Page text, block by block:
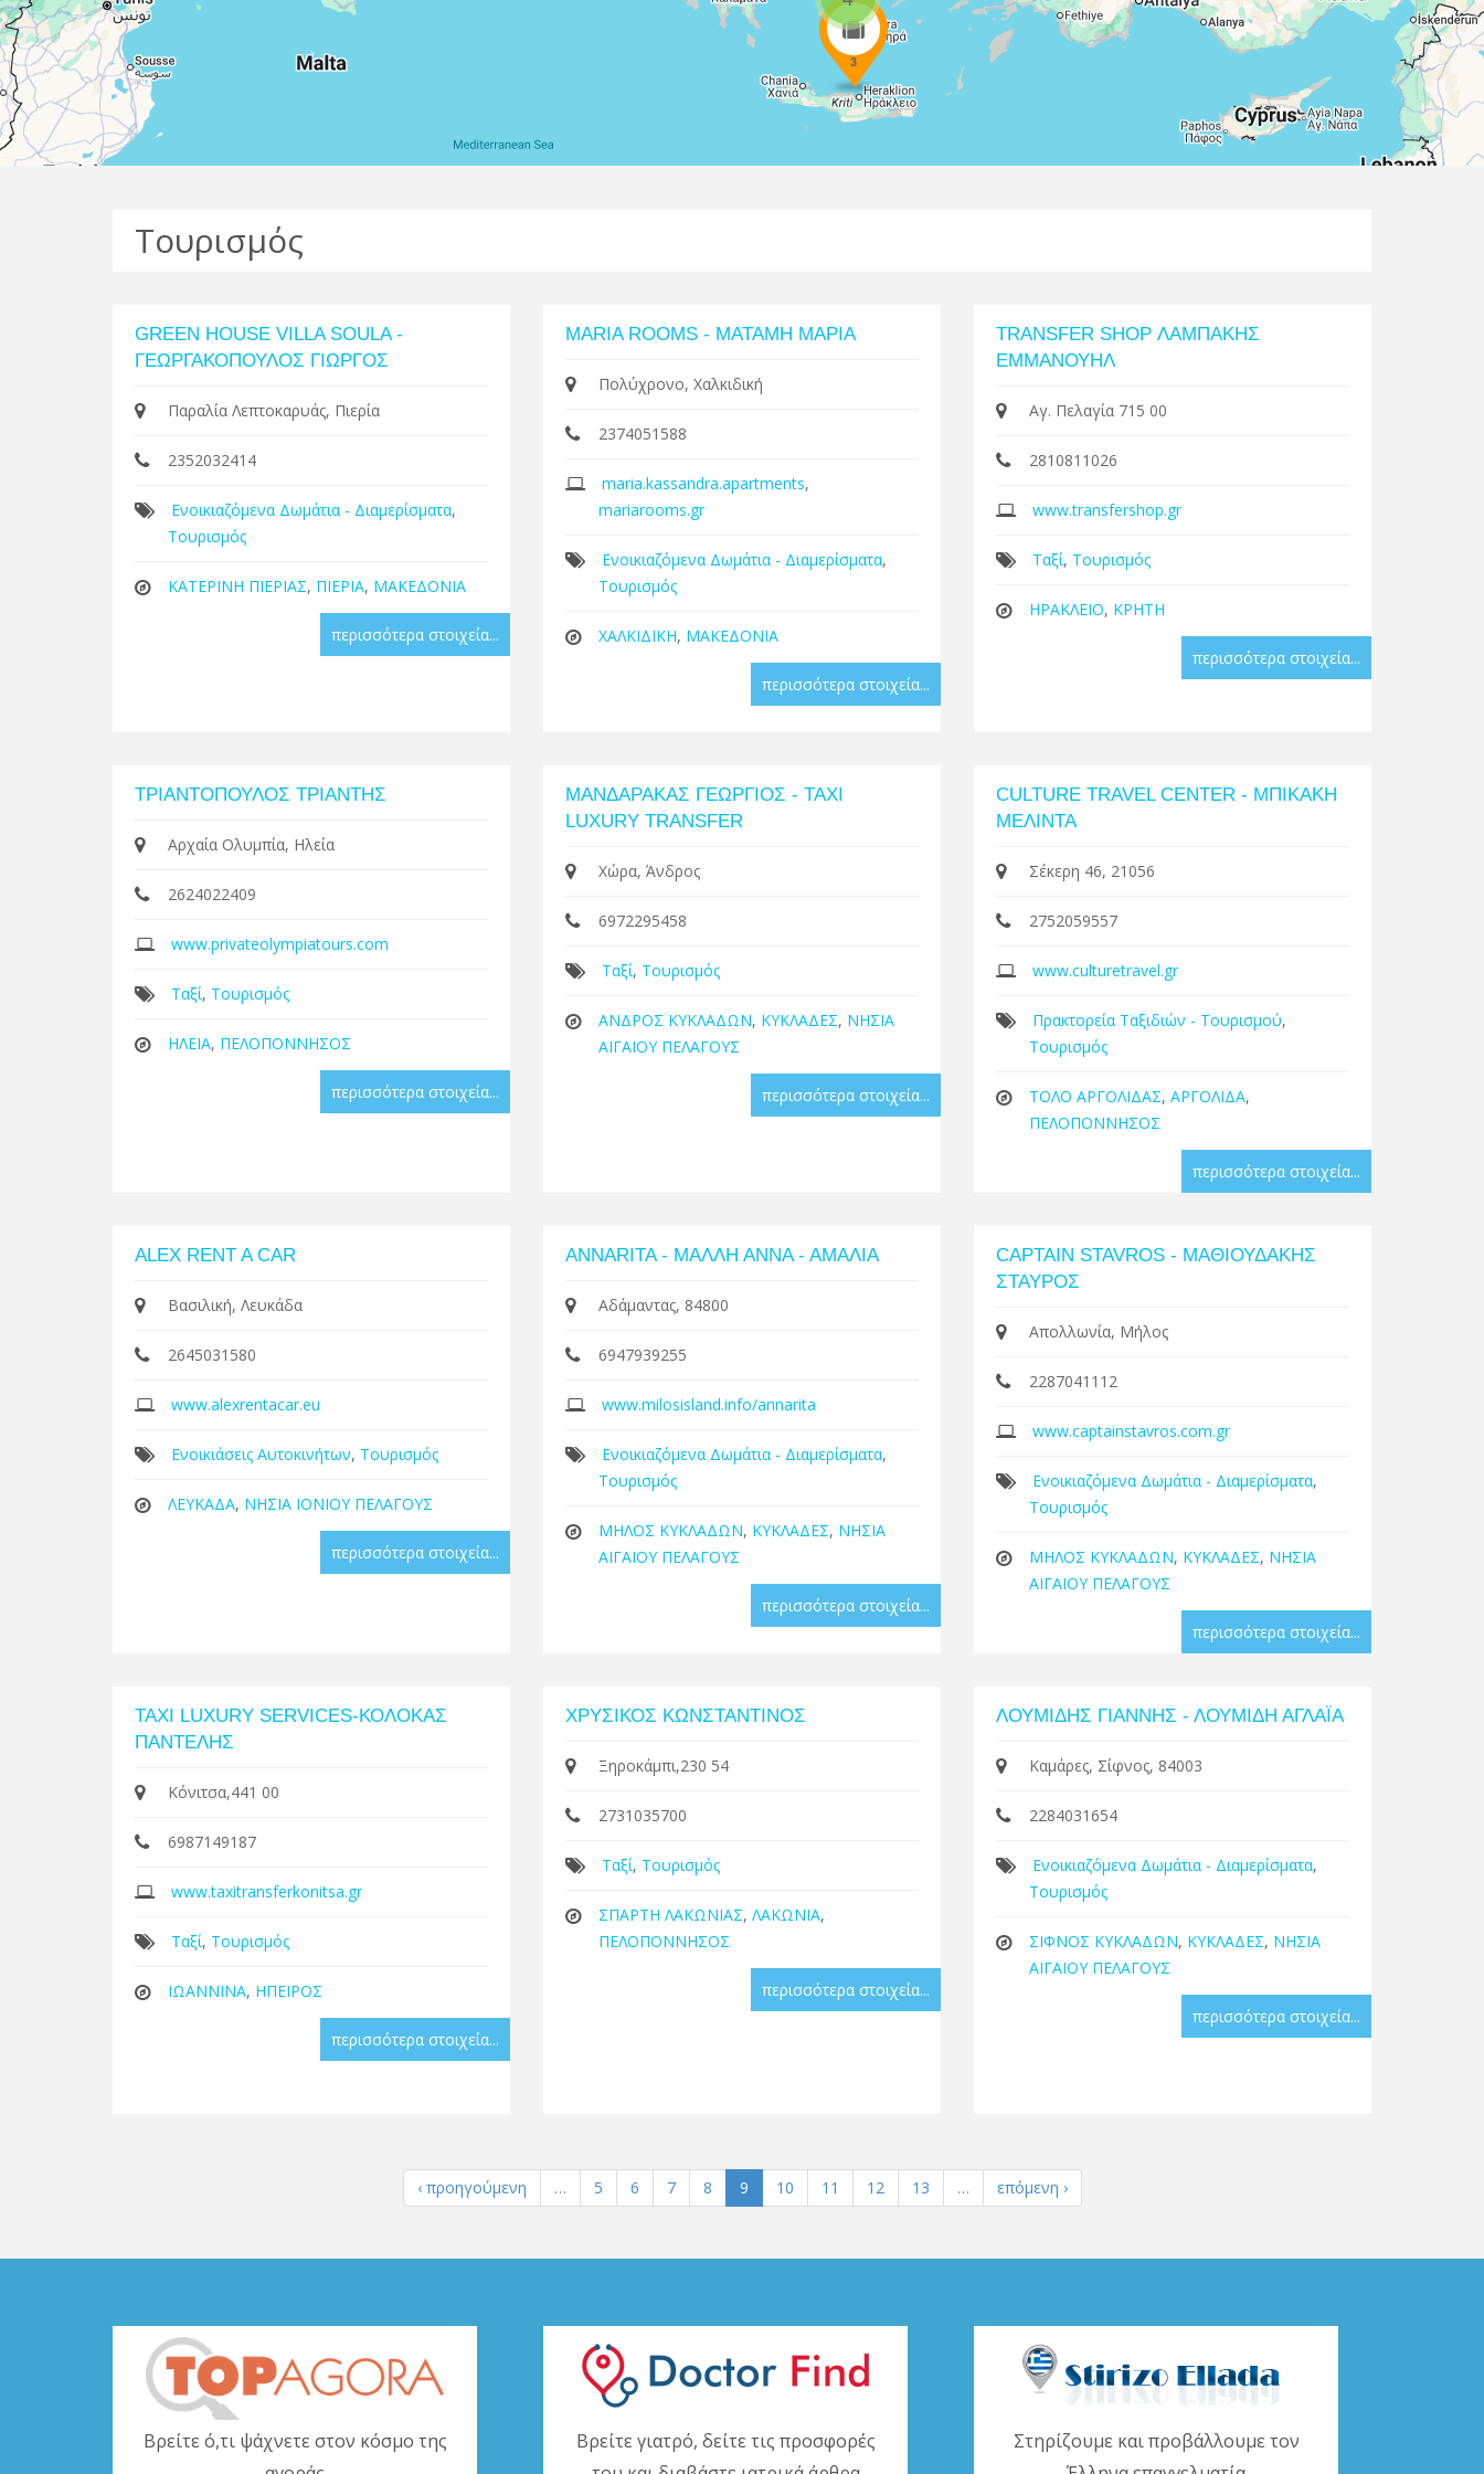
3
Leaflet| Map data © Google
Τουρισμός
GREEN HOUSE VILLA SOULA -
ΓΕΩΡΓΑΚΟΠΟΥΛΟΣ ΓΙΩΡΓΟΣ
Παραλία Λεπτοκαρυάς, Πιερία
2352032414
Ενοικιαζόμενα Δωμάτια - Διαμερίσματα,
Τουρισμός
ΚΑΤΕΡΙΝΗ ΠΙΕΡΙΑΣ, ΠΙΕΡΙΑ, ΜΑΚΕΔΟΝΙΑ
περισσότερα στοιχεία...
MARIA ROOMS - ΜΑΤΑΜΗ ΜΑΡΙΑ
Πολύχρονο, Χαλκιδική
2374051588
maria.kassandra.apartments,
mariarooms.gr
Ενοικιαζόμενα Δωμάτια - Διαμερίσματα,
Τουρισμός
ΧΑΛΚΙΔΙΚΗ, ΜΑΚΕΔΟΝΙΑ
περισσότερα στοιχεία...
TRANSFER SHOP ΛΑΜΠΑΚΗΣ
ΕΜΜΑΝΟΥΗΛ
Αγ. Πελαγία 715 00
2810811026
www.transfershop.gr
Ταξί, Τουρισμός
ΗΡΑΚΛΕΙΟ, ΚΡΗΤΗ
περισσότερα στοιχεία...
ΤΡΙΑΝΤΟΠΟΥΛΟΣ ΤΡΙΑΝΤΗΣ
Αρχαία Ολυμπία, Ηλεία
2624022409
www.privateolympiatours.com
Ταξί, Τουρισμός
ΗΛΕΙΑ, ΠΕΛΟΠΟΝΝΗΣΟΣ
περισσότερα στοιχεία...
ΜΑΝΔΑΡΑΚΑΣ ΓΕΩΡΓΙΟΣ - TAXI
LUXURY TRANSFER
Χώρα, Άνδρος
6972295458
Ταξί, Τουρισμός
ΑΝΔΡΟΣ ΚΥΚΛΑΔΩΝ, ΚΥΚΛΑΔΕΣ, ΝΗΣΙΑ
ΑΙΓΑΙΟΥ ΠΕΛΑΓΟΥΣ
περισσότερα στοιχεία...
CULTURE TRAVEL CENTER - ΜΠΙΚΑΚΗ
ΜΕΛΙΝΤΑ
Σέκερη 46, 21056
2752059557
www.culturetravel.gr
Πρακτορεία Ταξιδιών - Τουρισμού,
Τουρισμός
ΤΟΛΟ ΑΡΓΟΛΙΔΑΣ, ΑΡΓΟΛΙΔΑ,
ΠΕΛΟΠΟΝΝΗΣΟΣ
περισσότερα στοιχεία...
ALEX RENT A CAR
Βασιλική, Λευκάδα
2645031580
www.alexrentacar.eu
Ενοικιάσεις Αυτοκινήτων, Τουρισμός
ΛΕΥΚΑΔΑ, ΝΗΣΙΑ ΙΟΝΙΟΥ ΠΕΛΑΓΟΥΣ
περισσότερα στοιχεία...
ANNARITA - ΜΑΛΛΗ ΑΝΝΑ - ΑΜΑΛΙΑ
Αδάμαντας, 84800
6947939255
www.milosisland.info/annarita
Ενοικιαζόμενα Δωμάτια - Διαμερίσματα,
Τουρισμός
ΜΗΛΟΣ ΚΥΚΛΑΔΩΝ, ΚΥΚΛΑΔΕΣ, ΝΗΣΙΑ
ΑΙΓΑΙΟΥ ΠΕΛΑΓΟΥΣ
περισσότερα στοιχεία...
CAPTAIN STAVROS - ΜΑΘΙΟΥΔΑΚΗΣ
ΣΤΑΥΡΟΣ
Απολλωνία, Μήλος
2287041112
www.captainstavros.com.gr
Ενοικιαζόμενα Δωμάτια - Διαμερίσματα,
Τουρισμός
ΜΗΛΟΣ ΚΥΚΛΑΔΩΝ, ΚΥΚΛΑΔΕΣ, ΝΗΣΙΑ
ΑΙΓΑΙΟΥ ΠΕΛΑΓΟΥΣ
περισσότερα στοιχεία...
TAXI LUXURY SERVICES-ΚΟΛΟΚΑΣ
ΠΑΝΤΕΛΗΣ
Κόνιτσα,441 00
6987149187
www.taxitransferkonitsa.gr
Ταξί, Τουρισμός
ΙΩΑΝΝΙΝΑ, ΗΠΕΙΡΟΣ
περισσότερα στοιχεία...
ΧΡΥΣΙΚΟΣ ΚΩΝΣΤΑΝΤΙΝΟΣ
Ξηροκάμπι,230 54
2731035700
Ταξί, Τουρισμός
ΣΠΑΡΤΗ ΛΑΚΩΝΙΑΣ, ΛΑΚΩΝΙΑ,
ΠΕΛΟΠΟΝΝΗΣΟΣ
περισσότερα στοιχεία...
ΛΟΥΜΙΔΗΣ ΓΙΑΝΝΗΣ - ΛΟΥΜΙΔΗ ΑΓΛΑΪΑ
Καμάρες, Σίφνος, 84003
2284031654
Ενοικιαζόμενα Δωμάτια - Διαμερίσματα,
Τουρισμός
ΣΙΦΝΟΣ ΚΥΚΛΑΔΩΝ, ΚΥΚΛΑΔΕΣ, ΝΗΣΙΑ
ΑΙΓΑΙΟΥ ΠΕΛΑΓΟΥΣ
περισσότερα στοιχεία...
‹ προηγούμενη … 5 6 7 8 9 10 11 12 13 … επόμενη ›
Βρείτε ό,τι ψάχνετε στον κόσμο της
Βρείτε γιατρό, δείτε τις προσφορές
Στηρίζουμε και προβάλλουμε τον